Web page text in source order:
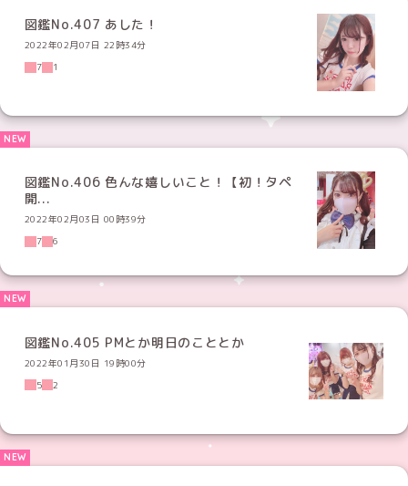
図鑑No.407 あした！
2022年02月07日 22時34分
7
1
図鑑No.406 色んな嬉しいこと！【初！タペ
開...
2022年02月03日 00時39分
7
6
図鑑No.405 PMとか明日のこととか
2022年01月30日 19時00分
5
2